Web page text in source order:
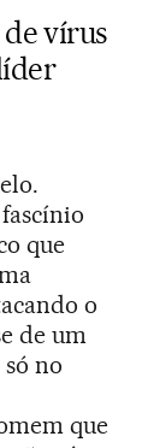
vírus
que
o
de um
no
que